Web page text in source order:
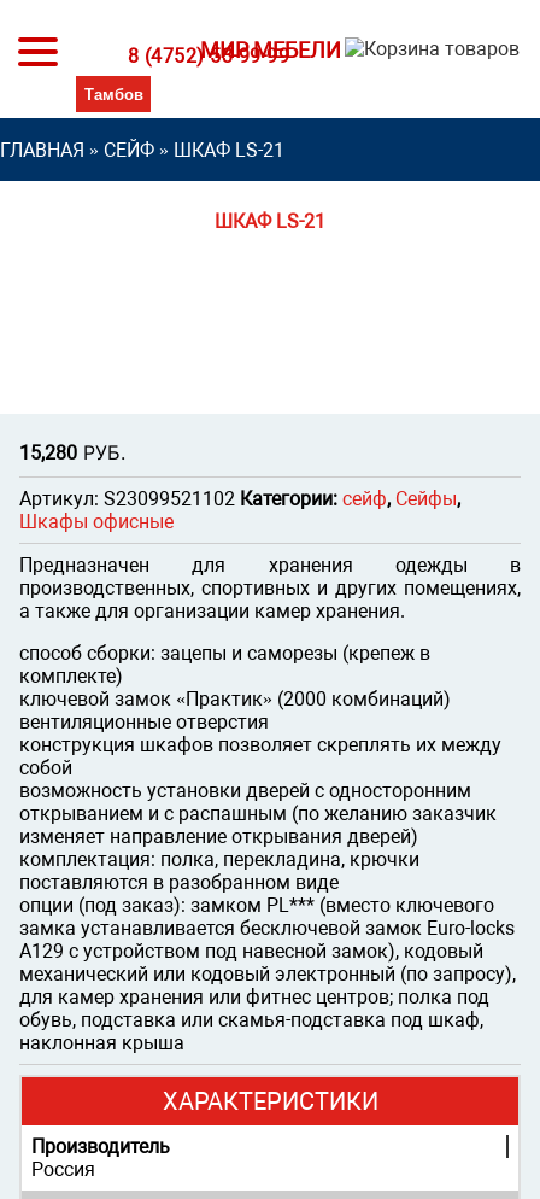
МИР МЕБЕЛИ
8 (4752) 53-99-99
ГЛАВНАЯ » СЕЙФ » ШКАФ LS-21
ШКАФ LS-21
15,280 РУБ.
Артикул: S23099521102 Категории: сейф, Сейфы,
Шкафы офисные
Предназначен для хранения одежды в
производственных, спортивных и других помещениях,
а также для организации камер хранения.
способ сборки: зацепы и саморезы (крепеж в
комплекте)
ключевой замок «Практик» (2000 комбинаций)
вентиляционные отверстия
конструкция шкафов позволяет скреплять их между
собой
возможность установки дверей с односторонним
открыванием и с распашным (по желанию заказчик
изменяет направление открывания дверей)
комплектация: полка, перекладина, крючки
поставляются в разобранном виде
опции (под заказ): замком PL*** (вместо ключевого
замка устанавливается бесключевой замок Euro-locks
A129 с устройством под навесной замок), кодовый
механический или кодовый электронный (по запросу),
для камер хранения или фитнес центров; полка под
обувь, подставка или скамья-подставка под шкаф,
наклонная крыша
ХАРАКТЕРИСТИКИ
Производитель
Россия